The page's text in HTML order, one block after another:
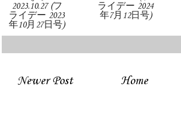
2023.10.27 (フ
ライデー 2023
年10月27日号)
ライデー 2024
年7月12日号)
Newer Post Home